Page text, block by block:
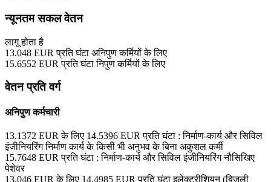
न्यूनतम सकल वेतन
लागू होता है
13.048 EURप्रति घंटा अनिपुण कर्मियों के लिए
15.6552 EURप्रति घंटानिपुण कर्मियों के लिए
वेतन प्रति वर्ग
अनिपुण कर्मचारी
13.1372 EURके लिए 14.5396 EURप्रति घंटा : निर्माण-कार्य और सिविल
इंजीनियरिंगनिर्माण कार्य के किसी भी अनुभव के बिना अकुशल कर्मी
15.7648 EURप्रति घंटा : निर्माण-कार्य और सिविल इंजीनियरिंगनौसिखिए
पेशेवर
13.046 EURके लिए 14.4985 EURप्रति घंटाइलेक्ट्रीशियन (बिजली